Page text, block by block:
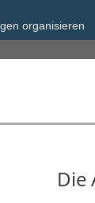
organisieren
Die